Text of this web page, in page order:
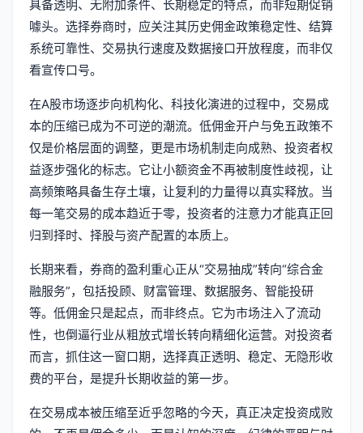
具备透明、无附加条件、长期稳定的特点，而非短期促销
噱头。选择券商时，应关注其历史佣金政策稳定性、结算
系统可靠性、交易执行速度及数据接口开放程度，而非仅
看宣传口号。
在A股市场逐步向机构化、科技化演进的过程中，交易成
本的压缩已成为不可逆的潮流。低佣金开户与免五政策不
仅是价格层面的调整，更是市场机制走向成熟、投资者权
益逐步强化的标志。它让小额资金不再被制度性歧视，让
高频策略具备生存土壤，让复利的力量得以真实释放。当
每一笔交易的成本趋近于零，投资者的注意力才能真正回
归到择时、择股与资产配置的本质上。
长期来看，券商的盈利重心正从“交易抽成”转向“综合金
融服务”，包括投顾、财富管理、数据服务、智能投研
等。低佣金只是起点，而非终点。它为市场注入了流动
性，也倒逼行业从粗放式增长转向精细化运营。对投资者
而言，抓住这一窗口期，选择真正透明、稳定、无隐形收
费的平台，是提升长期收益的第一步。
在交易成本被压缩至近乎忽略的今天，真正决定投资成败